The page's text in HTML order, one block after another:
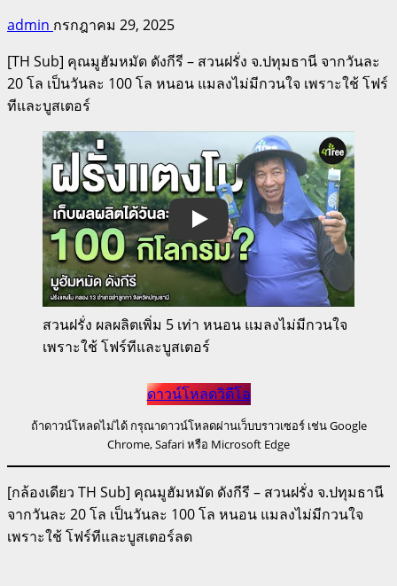
admin กรกฎาคม 29, 2025
[TH Sub] คุณมูฮัมหมัด ดังกีรี – สวนฝรั่ง จ.ปทุมธานี จากวันละ
20 โล เป็นวันละ 100 โล หนอน แมลงไม่มีกวนใจ เพราะใช้ โฟร์
ทีและบูสเตอร์
Play
สวนฝรั่ง ผลผลิตเพิ่ม 5 เท่า หนอน แมลงไม่มีกวนใจ
เพราะใช้ โฟร์ทีและบูสเตอร์
ดาวน์โหลดวิดีโอ
ถ้าดาวน์โหลดไม่ได้ กรุณาดาวน์โหลดผ่านเว็บบราวเซอร์ เช่น Google
Chrome, Safari หรือ Microsoft Edge
[กล้องเดียว TH Sub] คุณมูฮัมหมัด ดังกีรี – สวนฝรั่ง จ.ปทุมธานี
จากวันละ 20 โล เป็นวันละ 100 โล หนอน แมลงไม่มีกวนใจ
เพราะใช้ โฟร์ทีและบูสเตอร์ลด